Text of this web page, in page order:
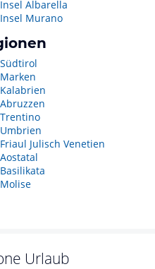
Insel Albarella
Insel Murano
Südtirol
Marken
Kalabrien
Abruzzen
Trentino
Umbrien
Friaul Julisch Venetien
Aostatal
Basilikata
Molise
Urlaub